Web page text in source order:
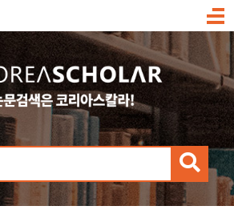
메
검
색